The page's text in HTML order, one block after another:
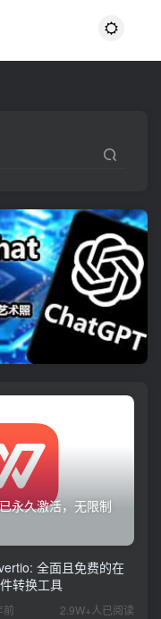
永久激活，无限制
全面且免费的在
转换工具
前 2.9W+人已阅读